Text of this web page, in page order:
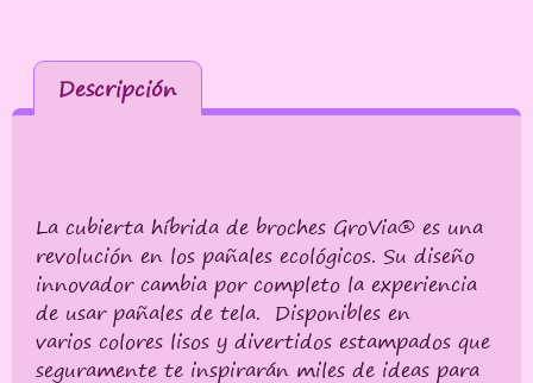
Descripción
La cubierta híbrida de broches GroVia® es una
revolución en los pañales ecológicos. Su diseño
innovador cambia por completo la experiencia
de usar pañales de tela. Disponibles en
varios colores lisos y divertidos estampados que
seguramente te inspirarán miles de ideas para